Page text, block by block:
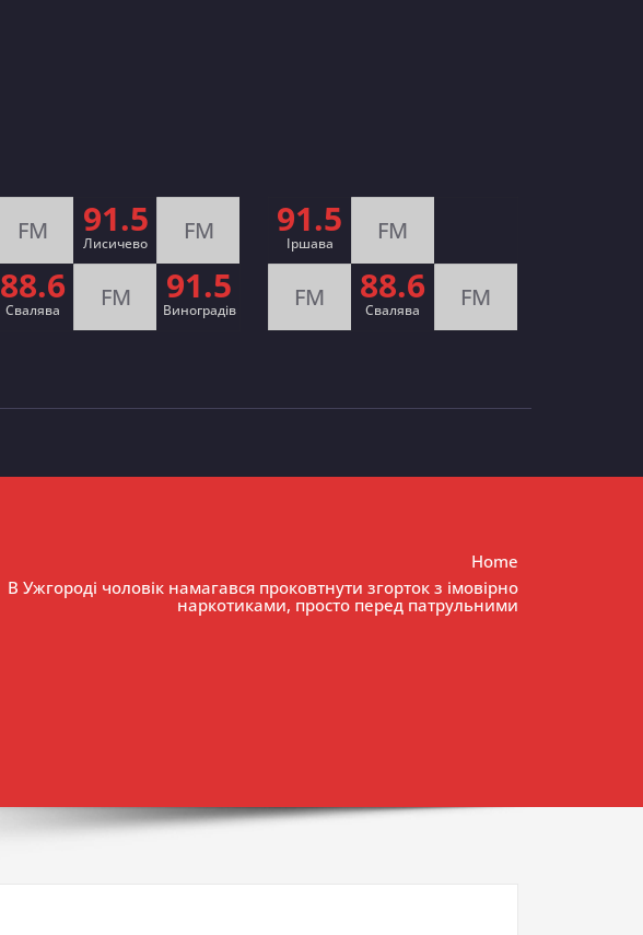
FM 91.5
Лисичево FM
88.6
Свалява FM 91.5
Виноградів
91.5
Іршава FM
FM 88.6
Cвалява FM
Home
В Ужгороді чоловік намагався проковтнути згорток з імовірно
наркотиками, просто перед патрульними